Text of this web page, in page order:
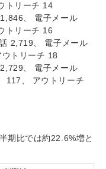
トリーチ 14
、 電子メール
トリーチ 16
2,719、 電子メール
トリーチ 18
、 電子メール
117、 アウトリーチ
期比では約22.6%増と